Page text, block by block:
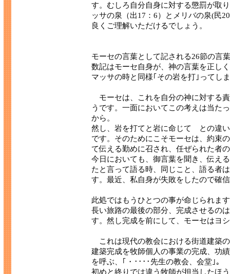
す。むしろ自分自身に対する懲罰が取
ッサの泉（出17：6）とメリバの泉(民
良くご理解いただけるでしょう。
モーセの言葉として記される26節の言
数記はモーセ自身が、神の言葉を正し
マッサの時と同様｢その岩を打｣ってし
モーセは、これを自分の神に対する
うです。一面においてこの考えは当た
から。
然し、岩を打てと岩に命じて との違
です。そのためにこそモーセは、約束
て伝える勤めに召され、任ぜられた者
今日においても、御言葉を聞き、伝え
たと言って語る時、同じこと、語る者
す。最近、私自身が失敗をしたので確
此処ではもうひとつの事が命じられま
長い旅路の最後の部分、完成させるの
す。然し完成を前にして、モーセはヨ
これは現代の教会における街道建築
建築完成を牧師個人の事業の完成、功
を呼ぶ、｢・････先生の教会、会堂｣。
初めと終りでは違う牧師が担当したほ